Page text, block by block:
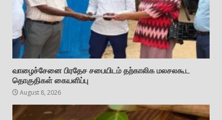
வாழைச்சேனை பிரதேச சபையிடம் தற்காலிக மலசலகூட
தொகுதிகள் கையளிப்பு
August 8, 2026